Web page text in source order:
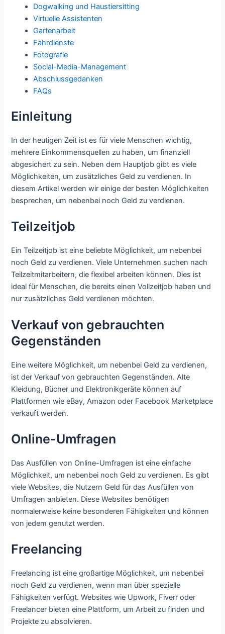
Dogwalking und Haustiersitting
Virtuelle Assistenten
Gartenarbeit
Fahrdienste
Fotografie
Social-Media-Management
Abschlussgedanken
FAQs
Einleitung
In der heutigen Zeit ist es für viele Menschen wichtig,
mehrere Einkommensquellen zu haben, um finanziell
abgesichert zu sein. Neben dem Hauptjob gibt es viele
Möglichkeiten, um zusätzliches Geld zu verdienen. In
diesem Artikel werden wir einige der besten Möglichkeiten
besprechen, um nebenbei noch Geld zu verdienen.
Teilzeitjob
Ein Teilzeitjob ist eine beliebte Möglichkeit, um nebenbei
noch Geld zu verdienen. Viele Unternehmen suchen nach
Teilzeitmitarbeitern, die flexibel arbeiten können. Dies ist
ideal für Menschen, die bereits einen Vollzeitjob haben und
nur zusätzliches Geld verdienen möchten.
Verkauf von gebrauchten
Gegenständen
Eine weitere Möglichkeit, um nebenbei Geld zu verdienen,
ist der Verkauf von gebrauchten Gegenständen. Alte
Kleidung, Bücher und Elektronikgeräte können auf
Plattformen wie eBay, Amazon oder Facebook Marketplace
verkauft werden.
Online-Umfragen
Das Ausfüllen von Online-Umfragen ist eine einfache
Möglichkeit, um nebenbei noch Geld zu verdienen. Es gibt
viele Websites, die Nutzern Geld für das Ausfüllen von
Umfragen anbieten. Diese Websites benötigen
normalerweise keine besonderen Fähigkeiten und können
von jedem genutzt werden.
Freelancing
Freelancing ist eine großartige Möglichkeit, um nebenbei
noch Geld zu verdienen, wenn man über spezielle
Fähigkeiten verfügt. Websites wie Upwork, Fiverr oder
Freelancer bieten eine Plattform, um Arbeit zu finden und
Projekte zu absolvieren.